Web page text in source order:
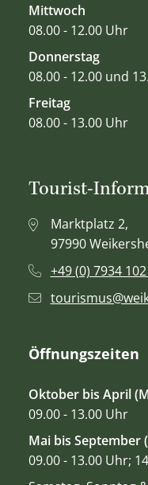
Mittwoch
08.00 - 12.00 Uhr
Donnerstag
08.00 - 12.00 und
Freitag
08.00 - 13.00 Uhr
Tourist-
Marktplatz 2,
97990
+49 (0) 7934
Öffnungszeiten
Oktober bis April
09.00 - 13.00 Uhr
Mai bis September
09.00 - 13.00 Uhr;